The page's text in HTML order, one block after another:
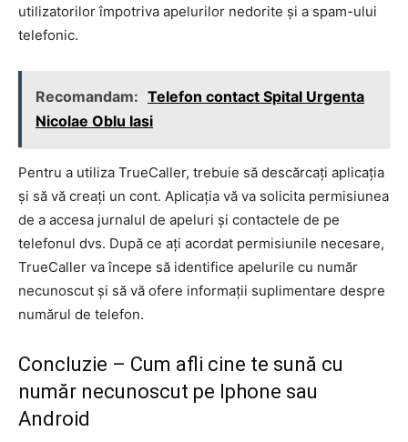
utilizatorilor împotriva apelurilor nedorite și a spam-ului
telefonic.
Recomandam: Telefon contact Spital Urgenta
Nicolae Oblu Iasi
Pentru a utiliza TrueCaller, trebuie să descărcați aplicația
și să vă creați un cont. Aplicația vă va solicita permisiunea
de a accesa jurnalul de apeluri și contactele de pe
telefonul dvs. După ce ați acordat permisiunile necesare,
TrueCaller va începe să identifice apelurile cu număr
necunoscut și să vă ofere informații suplimentare despre
numărul de telefon.
Concluzie – Cum afli cine te sună cu
număr necunoscut pe Iphone sau
Android